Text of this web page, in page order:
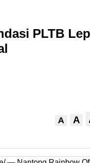
PLTB
A A